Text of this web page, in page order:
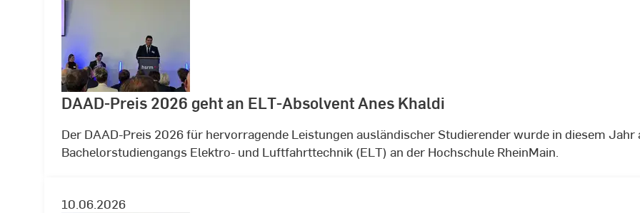
DAAD-Preis 2026 geht an ELT-Absolvent Anes Khaldi
Der DAAD-Preis 2026 für hervorragende Leistungen ausländischer Studierender wurde in diesem
Bachelorstudiengangs Elektro- und Luftfahrttechnik (ELT) an der Hochschule RheinMain.
10.06.2026